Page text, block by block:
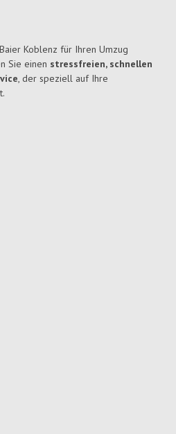
Koblenz für Ihren Umzug
Sie einen stressfreien, schnellen
, der speziell auf Ihre